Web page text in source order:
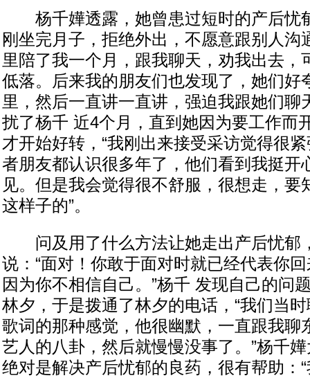
杨千嬅透露，她曾患过短时的产后忧
刚坐完月子，拒绝外出，不愿意跟别人沟
里陪了我一个月，跟我聊天，劝我出去，
低落。后来我的朋友们也发现了，她们好
里，然后一直讲一直讲，强迫我跟她们聊
扰了杨千 近4个月，直到她因为要工作而
才开始好转，“我刚出来接受采访觉得很
者朋友都认识很多年了，他们看到我挺开
见。但是我会觉得很不舒服，很想走，要
这样子的”。
问及用了什么方法让她走出产后忧郁
说：“面对！你敢于面对时就已经代表你
因为你不相信自己。”杨千 发现自己的问
林夕，于是拨通了林夕的电话，“我们当
歌词的那种感觉，他很幽默，一直跟我聊
艺人的八卦，然后就慢慢没事了。”杨千
绝对是解决产后忧郁的良药，很有帮助：